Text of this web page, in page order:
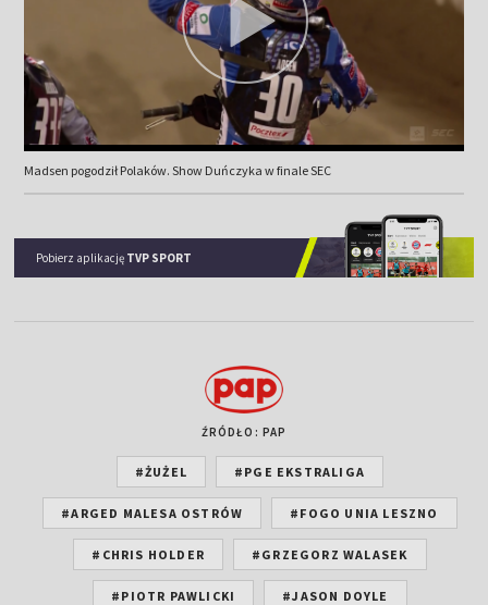
Madsen pogodził Polaków. Show Duńczyka w finale SEC
Pobierz aplikację TVP SPORT
ŹRÓDŁO: PAP
#ŻUŻEL #PGE EKSTRALIGA
#ARGED MALESA OSTRÓW #FOGO UNIA LESZNO
#CHRIS HOLDER #GRZEGORZ WALASEK
#PIOTR PAWLICKI #JASON DOYLE